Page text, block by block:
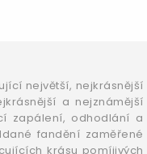
největší, nejkrásnější
a nejznámější
zapálení, odhodlání a
fandění zaměřené
krásu pomíjivých